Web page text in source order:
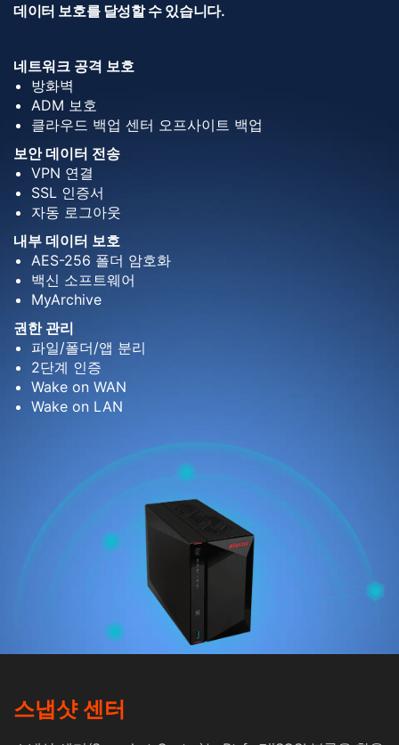
데이터 보호를 달성할 수 있습니다.
네트워크 공격 보호
방화벽
ADM 보호
클라우드 백업 센터 오프사이트 백업
보안 데이터 전송
VPN 연결
SSL 인증서
자동 로그아웃
내부 데이터 보호
AES-256 폴더 암호화
백신 소프트웨어
MyArchive
권한 관리
파일/폴더/앱 분리
2단계 인증
Wake on WAN
Wake on LAN
스냅샷 센터